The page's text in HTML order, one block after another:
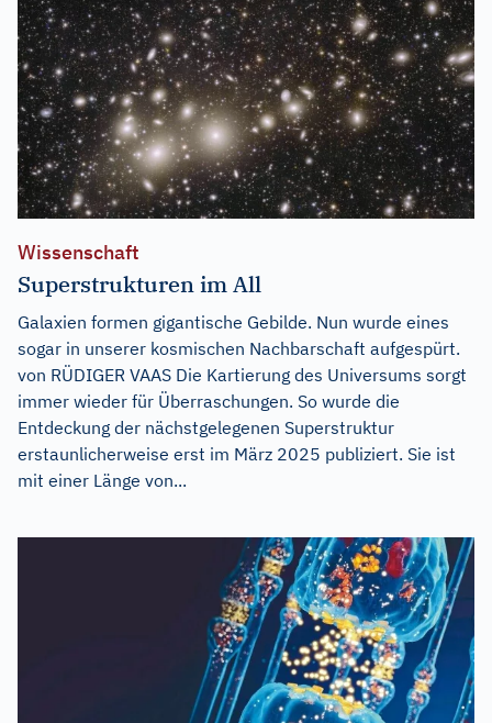
Wissenschaft
Superstrukturen im All
Galaxien formen gigantische Gebilde. Nun wurde eines
sogar in unserer kosmischen Nachbarschaft aufgespürt.
von RÜDIGER VAAS Die Kartierung des Universums sorgt
immer wieder für Überraschungen. So wurde die
Entdeckung der nächstgelegenen Superstruktur
erstaunlicherweise erst im März 2025 publiziert. Sie ist
mit einer Länge von...